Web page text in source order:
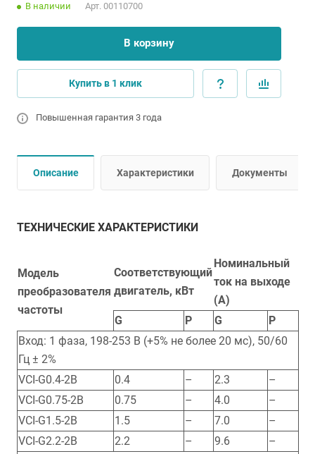
В наличии Арт. 00110700
В корзину
Купить в 1 клик
Повышенная гарантия 3 года
Описание Характеристики Документы
ТЕХНИЧЕСКИЕ ХАРАКТЕРИСТИКИ
Модель
преобразователя
частоты
Соответствующий
двигатель, кВт
Номинальный
ток на выходе
(А)
G
P G
P
Вход: 1 фаза, 198-253 В (+5% не более 20 мс), 50/60
Гц ± 2%
VCI-G0.4-2B
0.4 – 2.3
–
VCI-G0.75-2B
0.75 – 4.0
–
VCI-G1.5-2B
1.5 – 7.0
–
VCI-G2.2-2B
2.2 – 9.6
–